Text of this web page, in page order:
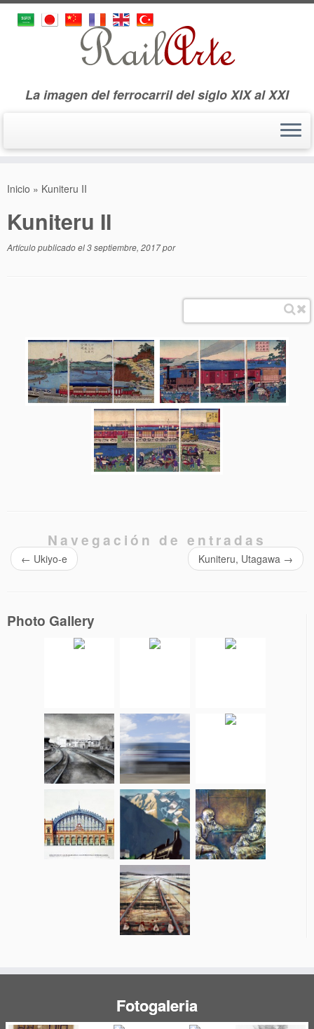
La imagen del ferrocarril del siglo XIX al XXI
Inicio » Kuniteru II
Kuniteru II
Artículo publicado el3 septiembre, 2017por
Navegación de entradas
← Ukiyo-e Kuniteru, Utagawa →
Photo Gallery
Fotogaleria